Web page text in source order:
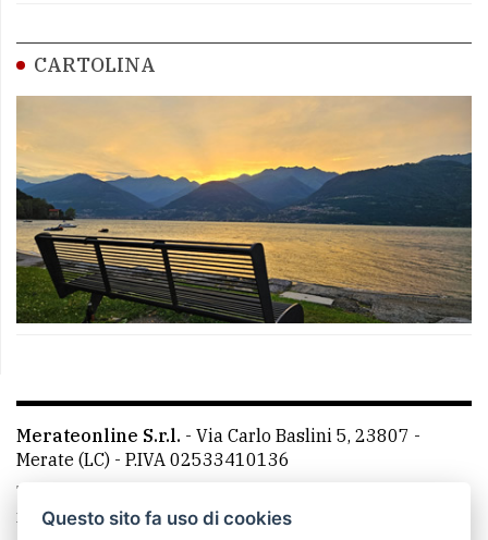
CARTOLINA
Merateonline S.r.l. - Via Carlo Baslini 5, 23807 -
Merate (LC) - P.IVA 02533410136
Telefono:
mail: redazione@leccoonline.com
Questo sito fa uso di cookies